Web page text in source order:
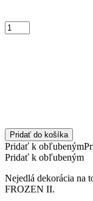
Pridať do košíka
Pridať k obľubeným
Pridať k obľubeným
Nejedlá dekorácia na
FROZEN II.